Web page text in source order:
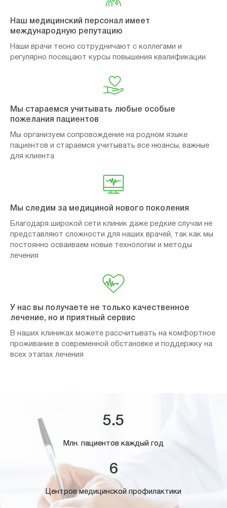
Наш медицинский персонал имеет
международную репутацию
Наши врачи тесно сотрудничают с коллегами и
регулярно посещают курсы повышения квалификации
Мы стараемся учитывать любые особые
пожелания пациентов
Мы организуем сопровождение на родном языке
пациентов и стараемся учитывать все нюансы, важные
для клиента
Мы следим за медициной нового поколения
Благодаря широкой сети клиник даже редкие случаи не
представляют сложности для наших врачей, так как мы
постоянно осваиваем новые технологии и методы
лечения
У нас вы получаете не только качественное
лечение, но и приятный сервис
В наших клиниках можете рассчитывать на комфортное
проживание в современной обстановке и поддержку на
всех этапах лечения
5.5
Млн. пациентов каждый год
6
Центров медицинской профилактики